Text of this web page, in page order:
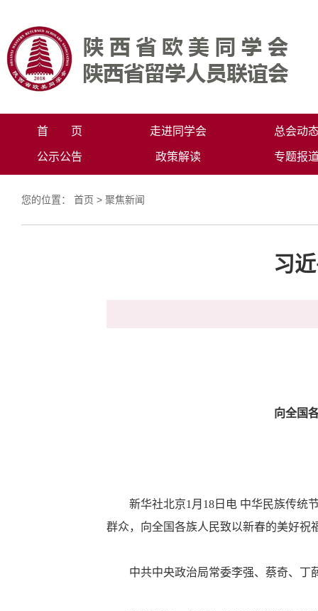
首 页 走进同学会 总会动
公示公告 政策解读 专题报
您的位置： 首页 > 聚焦新闻
习
向全国
新华社北京1月18日电 中华民族传统节
群众，向全国各族人民致以新春的美好祝
中共中央政治局常委李强、蔡奇、丁